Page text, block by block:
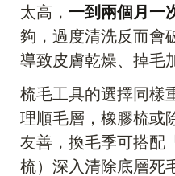
太高， 一到兩個月一
夠，過度清洗反而會
導致皮膚乾燥、掉毛
梳毛工具的選擇同樣
理順毛層，橡膠梳或
友善，換毛季可搭配
梳）深入清除底層死